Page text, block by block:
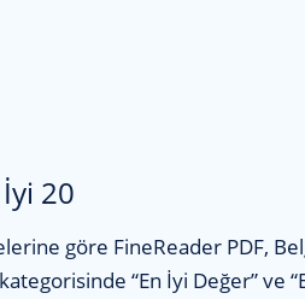
20
göre FineReader PDF,
“En İyi Değer” ve